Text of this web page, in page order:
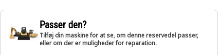
Passer den?
Tilføj din maskine for at se, om denne reservedel passer,
eller om der er muligheder for reparation.